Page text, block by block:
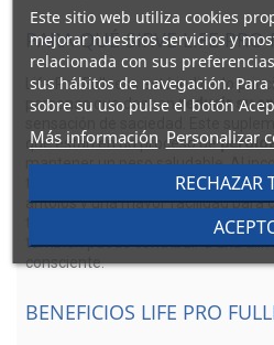
PARA QUÉ SIRVE LIFE PRO
Life Pro Fullness está indicado
personas que deseanreducir su
que están en un proceso de
mantener un peso saludable. Al
tu rutina diaria, puedes
antojos y una mayor facilidad para
tus comidas. Esto no solo ayuda en
también puede contribuir a una
consciente.
BENEFICIOS LIFE PRO
Este sitio web utiliza cookies
mejorar nuestros servicios y
relacionada con sus
sus hábitos de navegación.
sobre su uso pulse el botón
Más información Personalizar
RECHAZAR